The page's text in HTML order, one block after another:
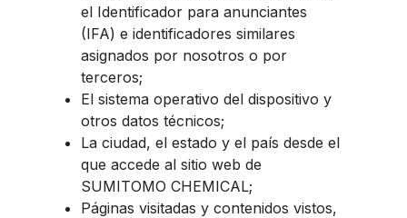
el Identificador para anunciantes
(IFA) e identificadores similares
asignados por nosotros o por
terceros;
El sistema operativo del dispositivo y
otros datos técnicos;
La ciudad, el estado y el país desde el
que accede al sitio web de
SUMITOMO CHEMICAL;
Páginas visitadas y contenidos vistos,